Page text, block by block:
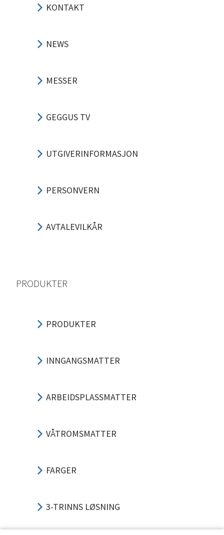
KONTAKT
NEWS
MESSER
GEGGUS TV
UTGIVERINFORMASJON
PERSONVERN
AVTALEVILKÅR
PRODUKTER
PRODUKTER
INNGANGSMATTER
ARBEIDSPLASSMATTER
VÅTROMSMATTER
FARGER
3-TRINNS LØSNING